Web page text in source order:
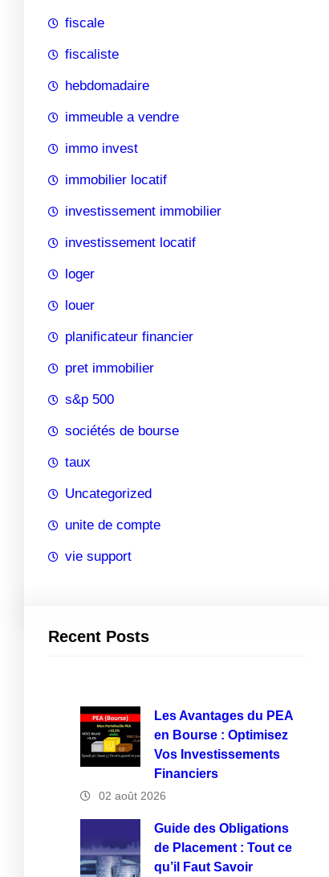
fiscale
fiscaliste
hebdomadaire
immeuble a vendre
immo invest
immobilier locatif
investissement immobilier
investissement locatif
loger
louer
planificateur financier
pret immobilier
s&p 500
sociétés de bourse
taux
Uncategorized
unite de compte
vie support
Recent Posts
Les Avantages du PEA
en Bourse : Optimisez
Vos Investissements
Financiers
02 août 2026
Guide des Obligations
de Placement : Tout ce
qu’il Faut Savoir